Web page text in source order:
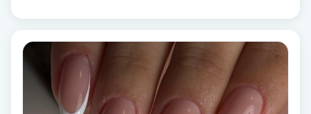
Gellack
Gellack med förstärkning